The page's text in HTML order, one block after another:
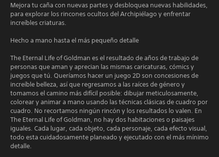
Mejora tu caña con nuevas partes y desbloquea nuevas habilidades,
para explorar los rincones ocultos del Archipiélago y enfrentar
increíbles criaturas.
Hecho a mano hasta el más pequeño detalle
The Eternal Life of Goldman es el resultado de años de trabajo de
personas que aman y aprecian las mismas caricaturas, cómics y
juegos que tú. Queríamos hacer un juego 2D son concesiones de
increíble belleza, así que regresamos a las raíces de género y
tomamos el camino más difícil posible: dibujar meticulosamente,
colorear y animar a mano usando las técnicas clásicas de cuadro por
cuadro. No recortamos ningún rincón y los resultados lo valen. En
The Eternal Life of Goldman, no hay dos habitaciones o paisajes
iguales. Cada lugar, cada objeto, cada personaje, cada efecto visual,
todo esta cuidadosamente planeado y ejecutado con el más mínimo
detalle.